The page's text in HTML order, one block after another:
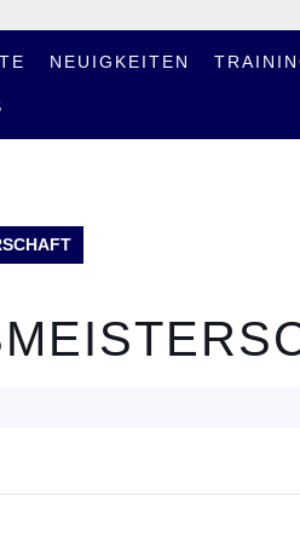
NEUIGKEITEN